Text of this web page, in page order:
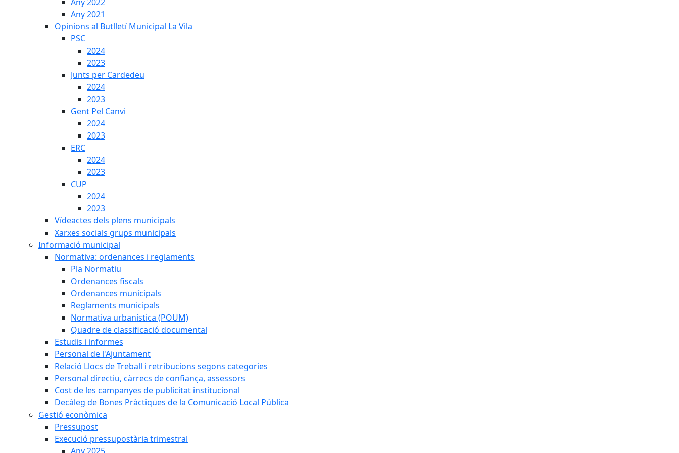
Any 2021
Opinions al Butlletí Municipal La Vila
PSC
2024
2023
Junts per Cardedeu
2024
2023
Gent Pel Canvi
2024
2023
ERC
2024
2023
CUP
2024
2023
Vídeactes dels plens municipals
Xarxes socials grups municipals
Informació municipal
Normativa: ordenances i reglaments
Pla Normatiu
Ordenances fiscals
Ordenances municipals
Reglaments municipals
Normativa urbanística (POUM)
Quadre de classificació documental
Estudis i informes
Personal de l'Ajuntament
Relació Llocs de Treball i retribucions segons categories
Personal directiu, càrrecs de confiança, assessors
Cost de les campanyes de publicitat institucional
Decàleg de Bones Pràctiques de la Comunicació Local Pública
Gestió econòmica
Pressupost
Execució pressupostària trimestral